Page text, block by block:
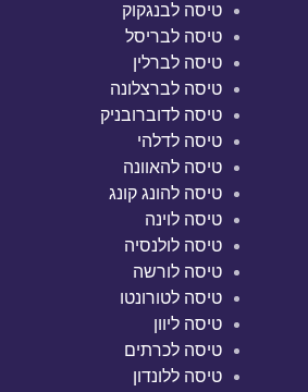
טיסה לבנגקוק
טיסה לבריסל
טיסה לברלין
טיסה לברצלונה
טיסה לדוברובניק
טיסה לדלהי
טיסה להאוונה
טיסה להונג קונג
טיסה לוינה
טיסה לולנסיה
טיסה לורשה
טיסה לטורונטו
טיסה ליוון
טיסה לכרתים
טיסה ללונדון